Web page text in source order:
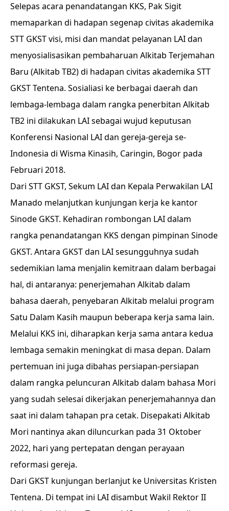
Selepas acara penandatangan KKS, Pak Sigit
memaparkan di hadapan segenap civitas akademika
STT GKST visi, misi dan mandat pelayanan LAI dan
menyosialisasikan pembaharuan Alkitab Terjemahan
Baru (Alkitab TB2) di hadapan civitas akademika STT
GKST Tentena. Sosialiasi ke berbagai daerah dan
lembaga-lembaga dalam rangka penerbitan Alkitab
TB2 ini dilakukan LAI sebagai wujud keputusan
Konferensi Nasional LAI dan gereja-gereja se-
Indonesia di Wisma Kinasih, Caringin, Bogor pada
Februari 2018.
Dari STT GKST, Sekum LAI dan Kepala Perwakilan LAI
Manado melanjutkan kunjungan kerja ke kantor
Sinode GKST. Kehadiran rombongan LAI dalam
rangka penandatangan KKS dengan pimpinan Sinode
GKST. Antara GKST dan LAI sesungguhnya sudah
sedemikian lama menjalin kemitraan dalam berbagai
hal, di antaranya: penerjemahan Alkitab dalam
bahasa daerah, penyebaran Alkitab melalui program
Satu Dalam Kasih maupun beberapa kerja sama lain.
Melalui KKS ini, diharapkan kerja sama antara kedua
lembaga semakin meningkat di masa depan. Dalam
pertemuan ini juga dibahas persiapan-persiapan
dalam rangka peluncuran Alkitab dalam bahasa Mori
yang sudah selesai dikerjakan penerjemahannya dan
saat ini dalam tahapan pra cetak. Disepakati Alkitab
Mori nantinya akan diluncurkan pada 31 Oktober
2022, hari yang pertepatan dengan perayaan
reformasi gereja.
Dari GKST kunjungan berlanjut ke Universitas Kristen
Tentena. Di tempat ini LAI disambut Wakil Rektor II